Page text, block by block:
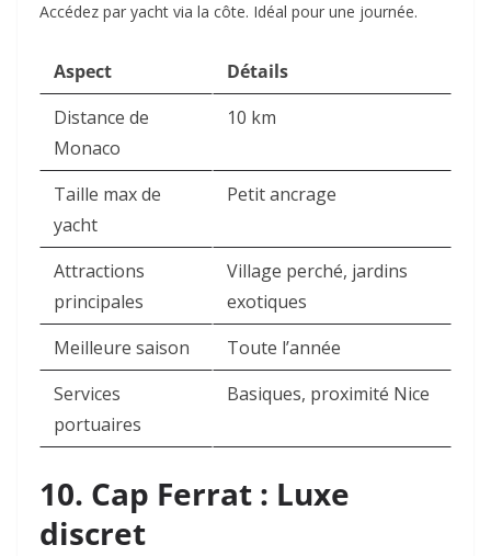
Accédez par yacht via la côte. Idéal pour une journée.
Aspect
Détails
Distance de
Monaco
10 km
Taille max de
yacht
Petit ancrage
Attractions
principales
Village perché, jardins
exotiques
Meilleure saison
Toute l’année
Services
portuaires
Basiques, proximité Nice
10. Cap Ferrat : Luxe
discret